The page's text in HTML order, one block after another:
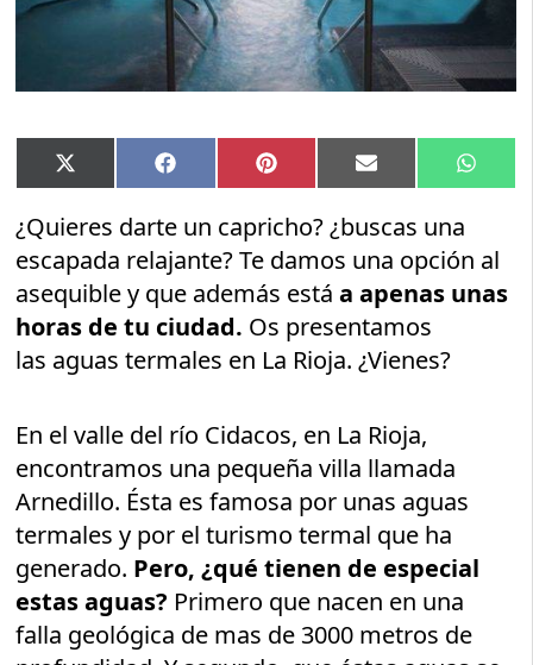
Compartir
en
X
(Twitter)
Compartir
en
Facebook Compartir
en
Pinterest Compartir
en
Email
en
¿Quieres darte un capricho? ¿buscas una
escapada relajante? Te damos una opción al
asequible y que además estáa apenas unas
horas de tu ciudad. Os presentamos
las aguas termales en La Rioja. ¿Vienes?
En el valle del río Cidacos, en La Rioja,
encontramos una pequeña villa llamada
Arnedillo. Ésta es famosa por unas aguas
termales y por el turismo termal que ha
generado. Pero, ¿qué tienen de especial
estas aguas? Primero que nacen en una
falla geológica de mas de 3000 metros de